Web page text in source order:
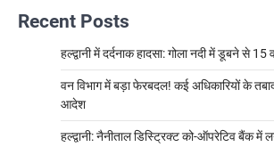
Recent Posts
हल्द्वानी में दर्दनाक हादसा: गोला नदी में डूबने से 15
वन विभाग में बड़ा फेरबदल! कई अधिकारियों के
आदेश
हल्द्वानी: नैनीताल डिस्ट्रिक्ट को-ऑपरेटिव बैंक में